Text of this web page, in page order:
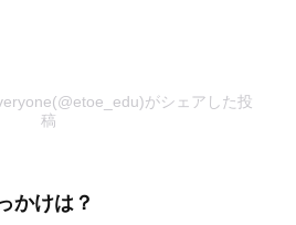
がシェアした投
稿
かけは？